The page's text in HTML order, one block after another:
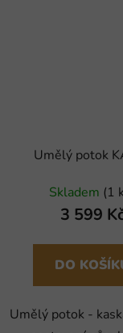
Umělý potok
Skladem (1
3 599
DO
Umělý potok -